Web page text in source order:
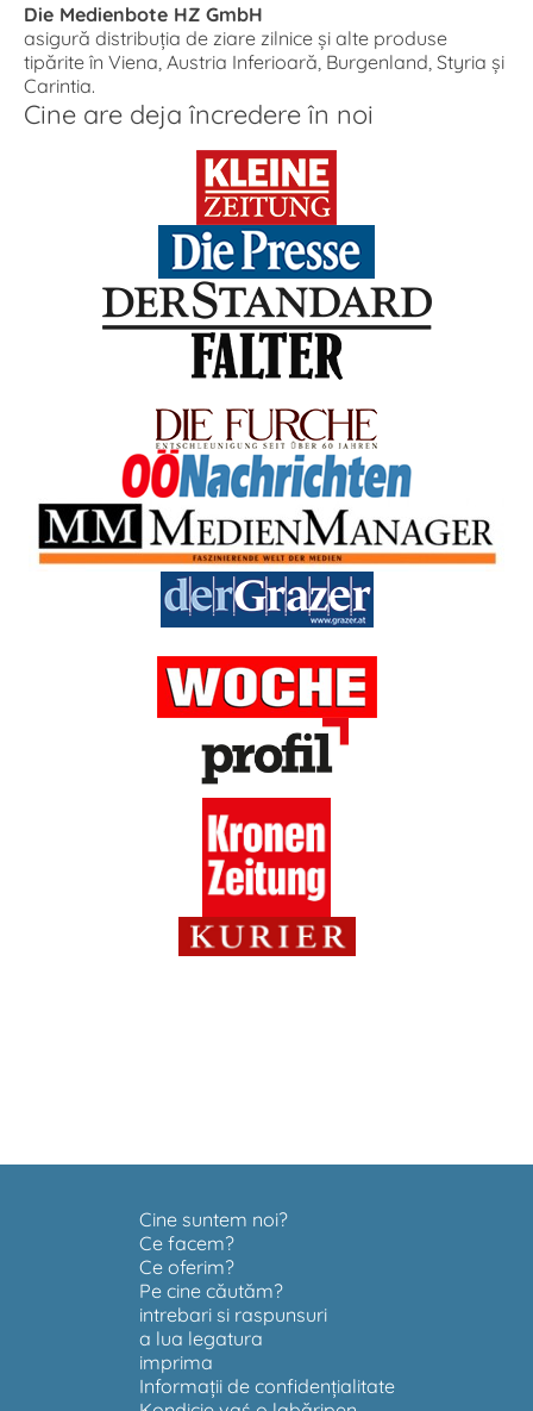
Die Medienbote HZ GmbH
asigură distribuția de ziare zilnice și alte produse
tipărite în Viena, Austria Inferioară, Burgenland, Styria și
Carintia.
Cine are deja încredere în noi
Cine suntem noi?
Ce facem?
Ce oferim?
Pe cine căutăm?
intrebari si raspunsuri
a lua legatura
imprima
Informații de confidențialitate